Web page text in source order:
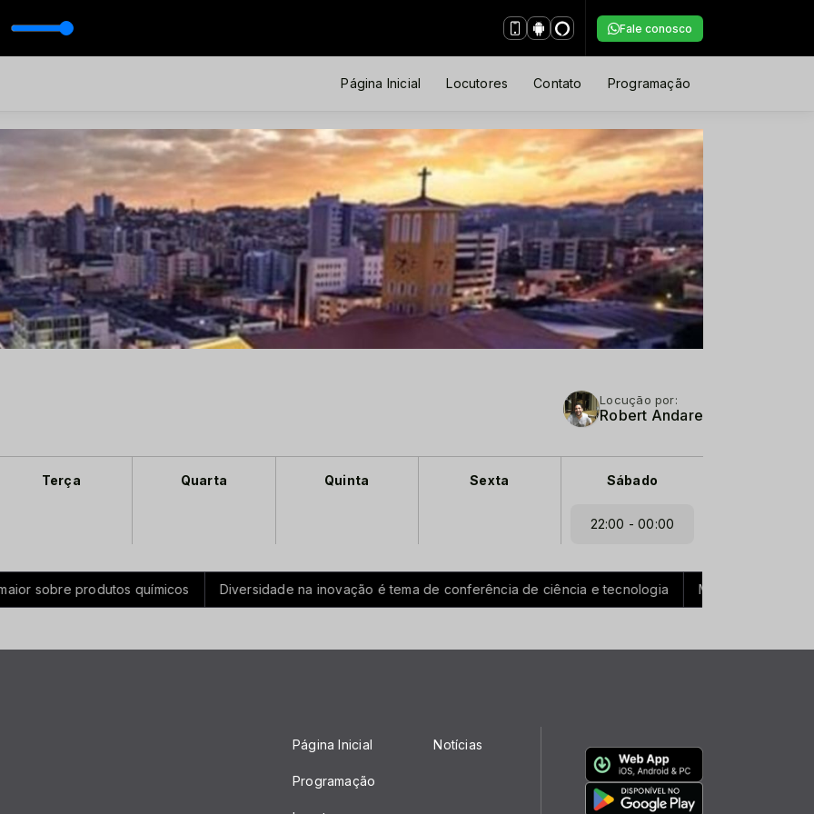
Wescinski
Fale conosco
Página Inicial Locutores Contato Programação
Locução por:
Robert Andare
Terça Quarta Quinta Sexta Sábado
22:00 - 00:00
sobre produtos químicos Diversidade na inovação é tema de conferência de ciência e tecnologia Mega Sena acumula
Página Inicial
Programação
Notícias